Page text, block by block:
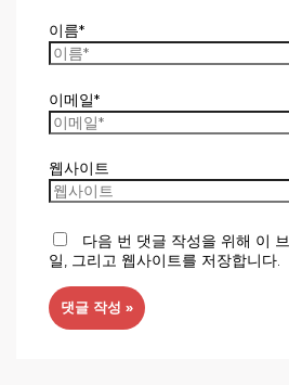
이름*
이메일*
웹사이트
다음 번 댓글 작성을 위해 이
일, 그리고 웹사이트를 저장합니다.